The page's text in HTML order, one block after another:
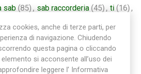
sab (85) , sab raccorderia (45) , ti (16) ,
cookies, anche di terze parti, per
di navigazione. Chiudendo
questa pagina o cliccando
si acconsente all’uso dei
leggere l’ Informativa